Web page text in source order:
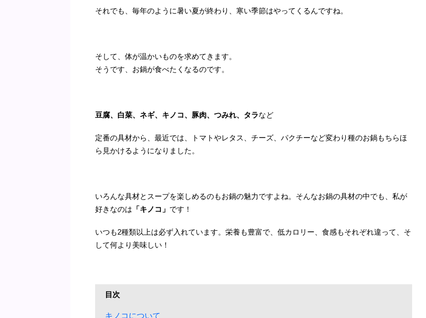
それでも、毎年のように暑い夏が終わり、寒い季節はやってくるんですね。
そして、体が温かいものを求めてきます。
そうです、お鍋が食べたくなるのです。
豆腐、白菜、ネギ、キノコ、豚肉、つみれ、タラなど
定番の具材から、最近では、トマトやレタス、チーズ、パクチーなど変わり種のお鍋もちらほ
ら見かけるようになりました。
いろんな具材とスープを楽しめるのもお鍋の魅力ですよね。そんなお鍋の具材の中でも、私が
好きなのは 「キノコ」 です！
いつも2種類以上は必ず入れています。栄養も豊富で、低カロリー、食感もそれぞれ違って、そ
して何より美味しい！
目次
キノコについて